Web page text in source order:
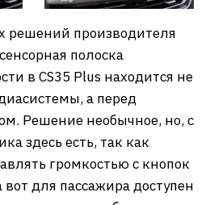
решений производителя
полоска
в CS35 Plus находится не
а перед
Решение необычное, но, с
здесь есть, так как
громкостью с кнопок
для пассажира доступен